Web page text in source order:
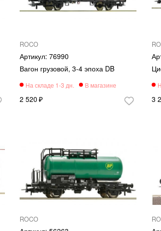
ROCO
76990
Вагон грузовой, 3-4 эпоха DB
2 520 3
ROCO